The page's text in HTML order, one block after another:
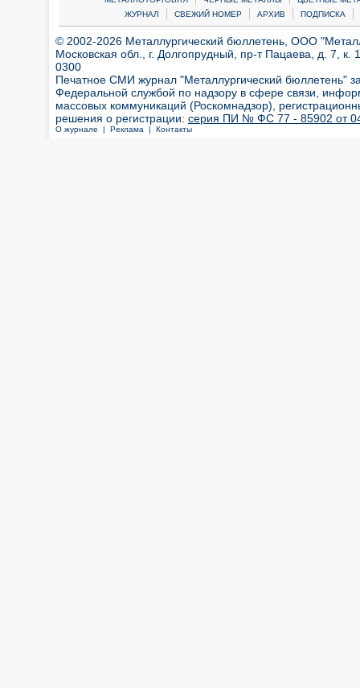
ЖУРНАЛ
| СВЕЖИЙ НОМЕР | АРХИВ | ПОДПИСКА |
© 2002-2026 Металлургический бюллетень, ООО
Московская обл., г. Долгопрудный, пр-т Пацаева, д. 7,
0300
Печатное СМИ журнал "Металлургический бюллетень"
Федеральной службой по надзору в сфере связи,
массовых коммуникаций (Роскомнадзор),
решения о регистрации: серия ПИ № ФС 77 - 85902 от 04
О журнале | Реклама | Контакты